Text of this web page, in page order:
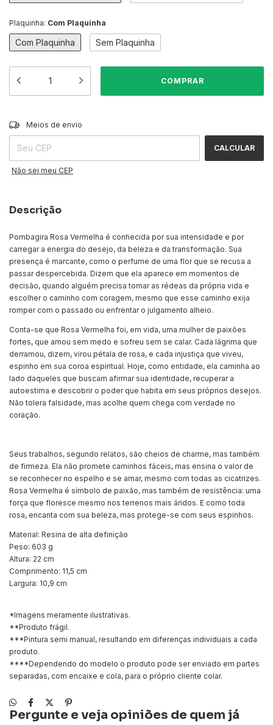
Plaquinha: Com Plaquinha
Com Plaquinha Sem Plaquinha
Entregas para o CEP:
Meios de envio
CALCULAR
Não sei meu CEP
Descrição
Pombagira Rosa Vermelha é conhecida por sua intensidade e por
carregar a energia do desejo, da beleza e da transformação. Sua
presença é marcante, como o perfume de uma flor que se recusa a
passar despercebida. Dizem que ela aparece em momentos de
decisão, quando alguém precisa tomar as rédeas da própria vida e
escolher o caminho com coragem, mesmo que esse caminho exija
romper com o passado ou enfrentar o julgamento alheio.
Conta-se que Rosa Vermelha foi, em vida, uma mulher de paixões
fortes, que amou sem medo e sofreu sem se calar. Cada lágrima que
derramou, dizem, virou pétala de rosa, e cada injustiça que viveu,
espinho em sua coroa espiritual. Hoje, como entidade, ela caminha ao
lado daqueles que buscam afirmar sua identidade, recuperar a
autoestima e descobrir o poder que habita em seus próprios desejos.
Não tolera falsidade, mas acolhe quem chega com verdade no
coração.
Seus trabalhos, segundo relatos, são cheios de charme, mas também
de firmeza. Ela não promete caminhos fáceis, mas ensina o valor de
se reconhecer no espelho e se amar, mesmo com todas as cicatrizes.
Rosa Vermelha é símbolo de paixão, mas também de resistência: uma
força que floresce mesmo nos terrenos mais áridos. E como toda
rosa, encanta com sua beleza, mas protege-se com seus espinhos.
Material: Resina de alta definição
Peso: 603 g
Altura: 22 cm
Comprimento: 11,5 cm
Largura: 10,9 cm
*Imagens meramente ilustrativas.
**Produto frágil.
***Pintura semi manual, resultando em diferenças individuais a cada
produto.
****Dependendo do modelo o produto pode ser enviado em partes
separadas, com encaixe e cola, para o próprio cliente colar.
Pergunte e veja opiniões de quem já